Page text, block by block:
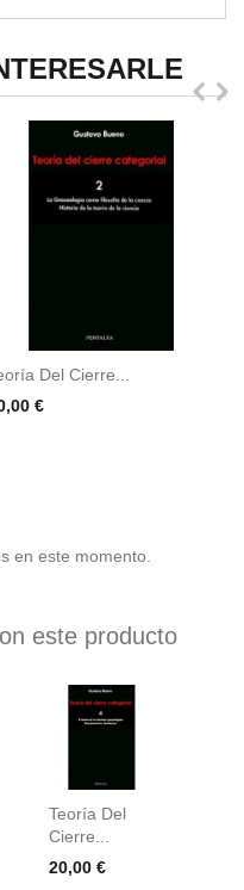
Del Cierre...
€
en este momento.
este producto
Teoría Del
Cierre...
Precio
20,00 €